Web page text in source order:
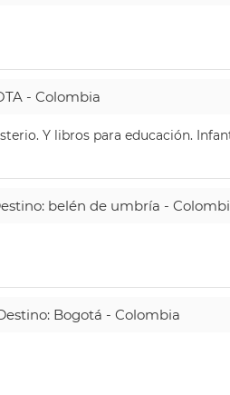
- Colombia
Y libros para educación.
belén de umbría -
Bogotá - Colombia